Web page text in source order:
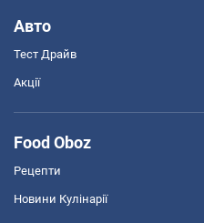
Авто
Тест Драйв
Акції
Food Oboz
Рецепти
Новини Кулінарії